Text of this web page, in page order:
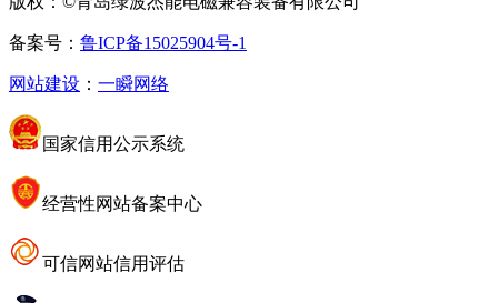
备案号： 鲁ICP备15025904号-1
网站建设 ： 一瞬网络
国家信用公示系统
经营性网站备案中心
可信网站信用评估